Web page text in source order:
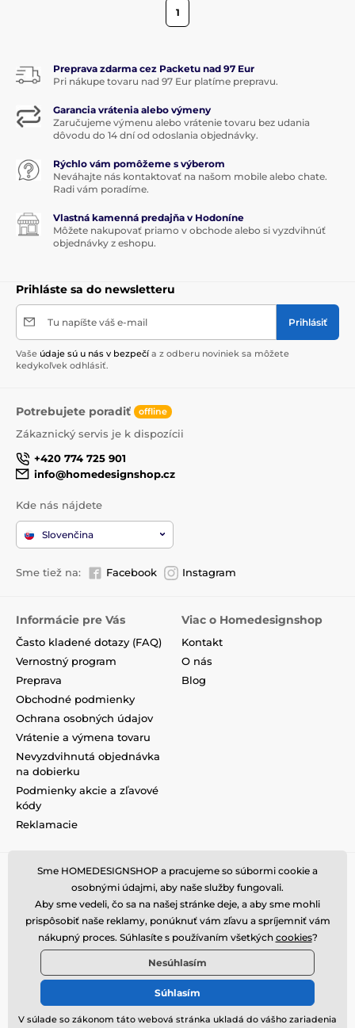
1
Preprava zdarma cez Packetu nad 97 Eur
Pri nákupe tovaru nad 97 Eur platíme prepravu.
Garancia vrátenia alebo výmeny
Zaručujeme výmenu alebo vrátenie tovaru bez udania
dôvodu do 14 dní od odoslania objednávky.
Rýchlo vám pomôžeme s výberom
Neváhajte nás kontaktovať na našom mobile alebo chate.
Radi vám poradíme.
Vlastná kamenná predajňa v Hodoníne
Môžete nakupovať priamo v obchode alebo si vyzdvihnúť
objednávky z eshopu.
Prihláste sa do newsletteru
Tu napíšte váš e-mail Prihlásiť
Vaše údaje sú u nás v bezpečí a z odberu noviniek sa môžete
kedykoľvek odhlásiť.
Potrebujete poradiť offline
Zákaznický servis je k dispozícii
+420 774 725 901
info@homedesignshop.cz
Kde nás nájdete
Slovenčina
Sme tiež na: Facebook Instagram
Informácie pre Vás
Často kladené dotazy (FAQ)
Vernostný program
Preprava
Obchodné podmienky
Ochrana osobných údajov
Vrátenie a výmena tovaru
Nevyzdvihnutá objednávka
na dobierku
Podmienky akcie a zľavové
kódy
Reklamacie
Viac o Homedesignshop
Kontakt
O nás
Blog
Sme HOMEDESIGNSHOP a pracujeme so súbormi cookie a
osobnými údajmi, aby naše služby fungovali.
Aby sme vedeli, čo sa na našej stránke deje, a aby sme mohli
prispôsobiť naše reklamy, ponúknuť vám zľavu a spríjemniť vám
nákupný proces. Súhlasíte s používaním všetkých cookies?
Nesúhlasím
Súhlasím
V súlade so zákonom táto webová stránka ukladá do vášho zariadenia